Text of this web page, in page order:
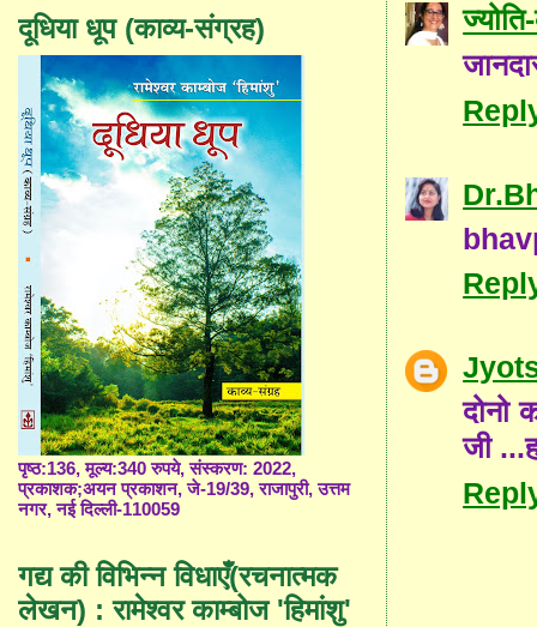
दोनो
जी
दूधिया धूप (काव्य-संग्रह)
पृष्ठ:136, मूल्य:340 रुपये, संस्करण: 2022,
प्रकाशक;अयन प्रकाशन, जे-19/39, राजापुरी, उत्तम
नगर, नई दिल्ली-110059
गद्य की विभिन्न विधाएँ(रचनात्मक
लेखन) : रामेश्वर काम्बोज 'हिमांशु'